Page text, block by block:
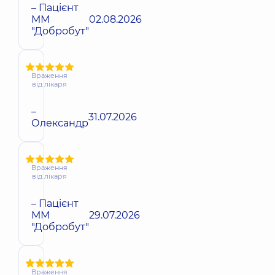
– Пацієнт
ММ
"Добробут"
02.08.2026
Враження
від лікаря
–
Олександр31.07.2026
Враження
від лікаря
– Пацієнт
ММ
"Добробут"
29.07.2026
Враження